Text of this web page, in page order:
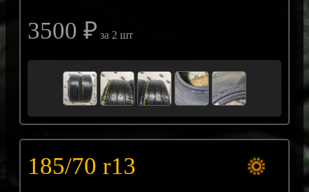
3500 ₽ за 2 шт
185/70 r13